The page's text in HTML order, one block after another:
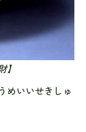
】
めいいせきしゅ